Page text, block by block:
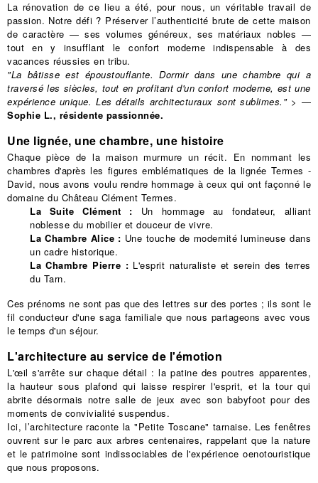
La rénovation de ce lieu a été, pour nous, un véritable travail de
passion. Notre défi ? Préserver l’authenticité brute de cette maison
de caractère — ses volumes généreux, ses matériaux nobles —
tout en y insufflant le confort moderne indispensable à des
vacances réussies en tribu.
"La bâtisse est époustouflante. Dormir dans une chambre qui a
traversé les siècles, tout en profitant d'un confort moderne, est une
expérience unique. Les détails architecturaux sont sublimes."> —
Sophie L., résidente passionnée.
Une lignée, une chambre, une histoire
Chaque pièce de la maison murmure un récit. En nommant les
chambres d'après les figures emblématiques de la lignée Termes -
David, nous avons voulu rendre hommage à ceux qui ont façonné le
domaine du Château Clément Termes.
La Suite Clément : Un hommage au fondateur, alliant
noblesse du mobilier et douceur de vivre.
La Chambre Alice : Une touche de modernité lumineuse dans
un cadre historique.
La Chambre Pierre : L'esprit naturaliste et serein des terres
du Tarn.
Ces prénoms ne sont pas que des lettres sur des portes ; ils sont le
fil conducteur d'une saga familiale que nous partageons avec vous
le temps d'un séjour.
L'architecture au service de l'émotion
L'œil s'arrête sur chaque détail : la patine des poutres apparentes,
la hauteur sous plafond qui laisse respirer l'esprit, et la tour qui
abrite désormais notre salle de jeux avec son babyfoot pour des
moments de convivialité suspendus.
Ici, l’architecture raconte la "Petite Toscane" tarnaise. Les fenêtres
ouvrent sur le parc aux arbres centenaires, rappelant que la nature
et le patrimoine sont indissociables de l'expérience oenotouristique
que nous proposons.